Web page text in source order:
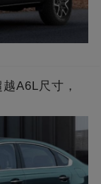
A6L尺寸，